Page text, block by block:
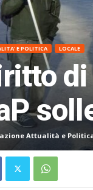
E POLITICA LOCALE
Attualità e